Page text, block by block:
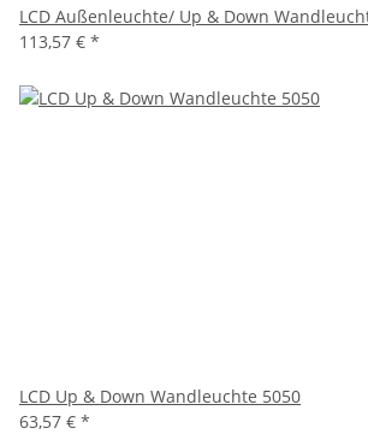
LCD Außenleuchte/ Up & Down
113,57 € *
LCD Up & Down Wandleuchte 5050
63,57 € *